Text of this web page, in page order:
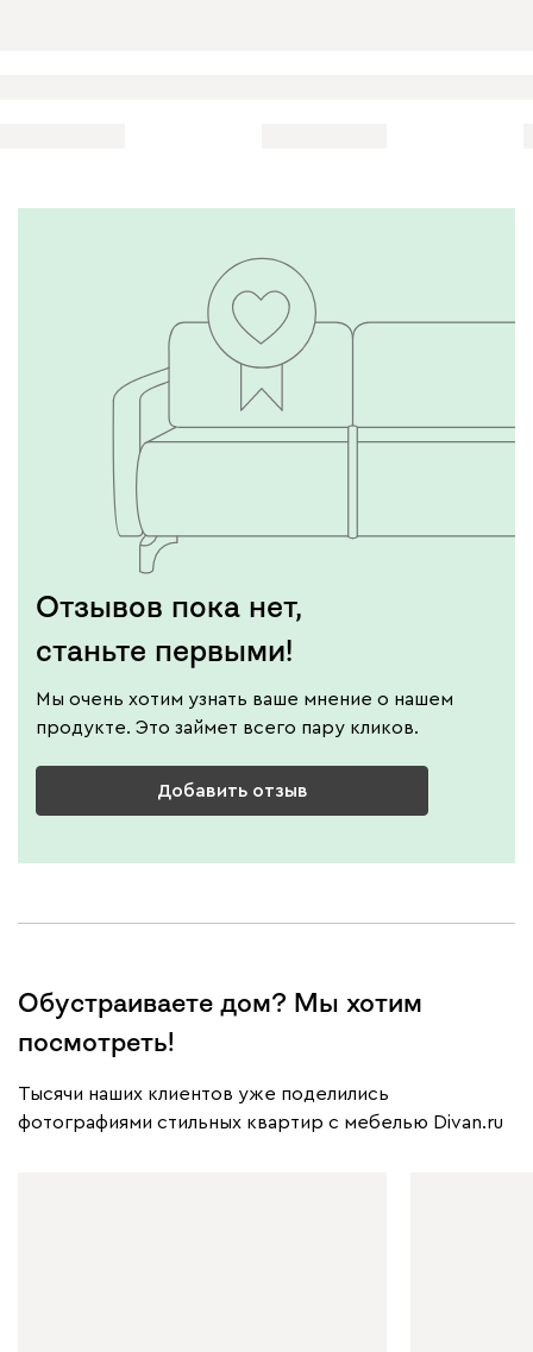
Отзывов пока нет,
станьте первыми!
Мы очень хотим узнать ваше мнение о нашем
продукте. Это займет всего пару кликов.
Добавить отзыв
Обустраиваете дом? Мы хотим
посмотреть!
Тысячи наших клиентов уже поделились
фотографиями стильных квартир с мебелью Divan.ru